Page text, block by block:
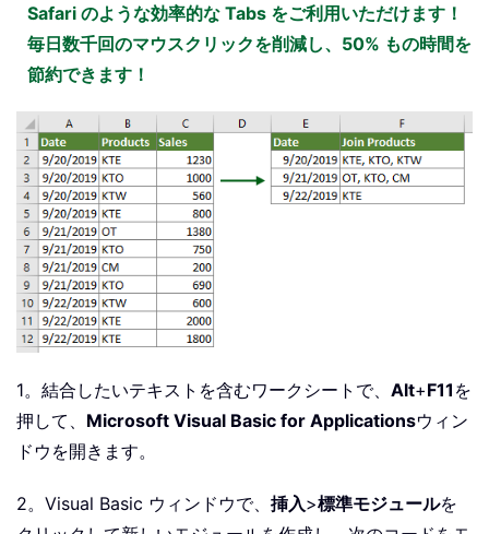
Safari のような効率的な Tabs をご利用いただけます！
毎日数千回のマウスクリックを削減し、50% もの時間を
節約できます！
1。結合したいテキストを含むワークシートで、 Alt+F11 を
押して、 Microsoft Visual Basic for Applicationsウィン
ドウを開きます。
2。Visual Basic ウィンドウで、 挿入>標準モジュールを